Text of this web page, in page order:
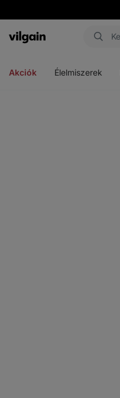
Vilgain
Akciók Élelmiszerek